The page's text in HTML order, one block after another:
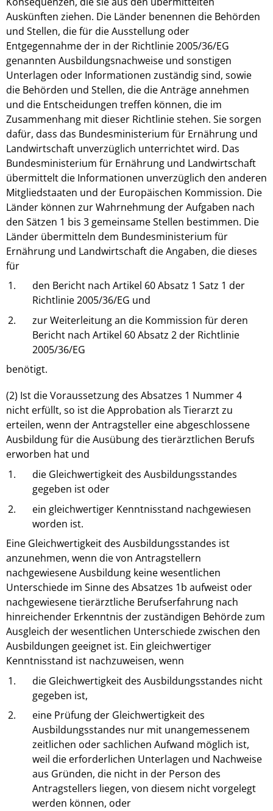
Auskünften ziehen. Die Länder benennen die Behörden
und Stellen, die für die Ausstellung oder
Entgegennahme der in der Richtlinie 2005/36/EG
genannten Ausbildungsnachweise und sonstigen
Unterlagen oder Informationen zuständig sind, sowie
die Behörden und Stellen, die die Anträge annehmen
und die Entscheidungen treffen können, die im
Zusammenhang mit dieser Richtlinie stehen. Sie sorgen
dafür, dass das Bundesministerium für Ernährung und
Landwirtschaft unverzüglich unterrichtet wird. Das
Bundesministerium für Ernährung und Landwirtschaft
übermittelt die Informationen unverzüglich den anderen
Mitgliedstaaten und der Europäischen Kommission. Die
Länder können zur Wahrnehmung der Aufgaben nach
den Sätzen 1 bis 3 gemeinsame Stellen bestimmen. Die
Länder übermitteln dem Bundesministerium für
Ernährung und Landwirtschaft die Angaben, die dieses
für
1.
den Bericht nach Artikel 60 Absatz 1 Satz 1 der
Richtlinie 2005/36/EG und
2.
zur Weiterleitung an die Kommission für deren
Bericht nach Artikel 60 Absatz 2 der Richtlinie
2005/36/EG
benötigt.
(2) Ist die Voraussetzung des Absatzes 1 Nummer 4
nicht erfüllt, so ist die Approbation als Tierarzt zu
erteilen, wenn der Antragsteller eine abgeschlossene
Ausbildung für die Ausübung des tierärztlichen Berufs
erworben hat und
1.
die Gleichwertigkeit des Ausbildungsstandes
gegeben ist oder
2.
ein gleichwertiger Kenntnisstand nachgewiesen
worden ist.
Eine Gleichwertigkeit des Ausbildungsstandes ist
anzunehmen, wenn die von Antragstellern
nachgewiesene Ausbildung keine wesentlichen
Unterschiede im Sinne des Absatzes 1b aufweist oder
nachgewiesene tierärztliche Berufserfahrung nach
hinreichender Erkenntnis der zuständigen Behörde zum
Ausgleich der wesentlichen Unterschiede zwischen den
Ausbildungen geeignet ist. Ein gleichwertiger
Kenntnisstand ist nachzuweisen, wenn
1.
die Gleichwertigkeit des Ausbildungsstandes nicht
gegeben ist,
2.
eine Prüfung der Gleichwertigkeit des
Ausbildungsstandes nur mit unangemessenem
zeitlichen oder sachlichen Aufwand möglich ist,
weil die erforderlichen Unterlagen und Nachweise
aus Gründen, die nicht in der Person des
Antragstellers liegen, von diesem nicht vorgelegt
werden können, oder